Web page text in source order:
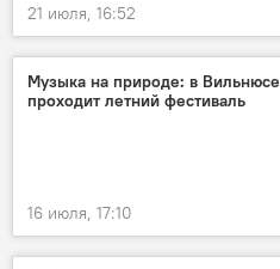
21 июля, 16:52
Музыка на природе: в Вильнюсе
проходит летний фестиваль
16 июля, 17:10